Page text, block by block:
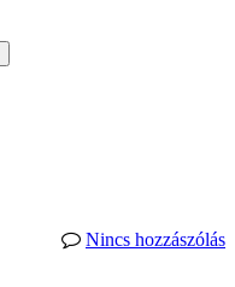
Nincs hozzászólás